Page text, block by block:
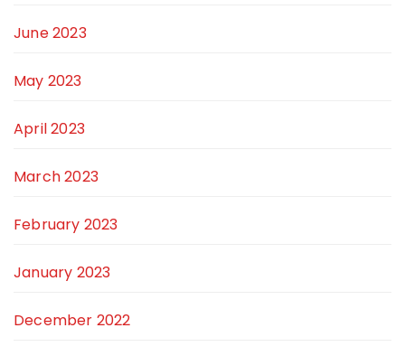
June 2023
May 2023
April 2023
March 2023
February 2023
January 2023
December 2022